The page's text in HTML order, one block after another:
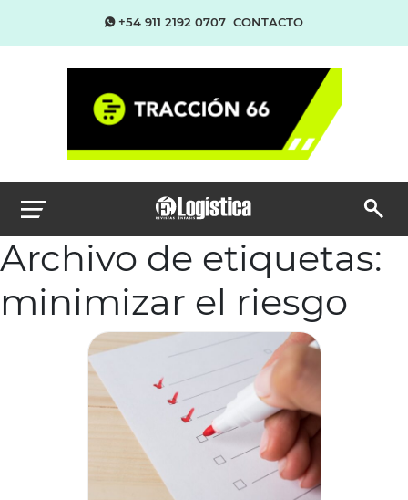
+54 911 2192 0707 CONTACTO
Archivo de etiquetas:
minimizar el riesgo